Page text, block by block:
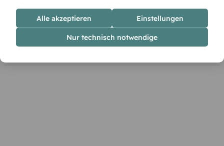
Alle akzeptieren Einstellungen
Nur technisch notwendige